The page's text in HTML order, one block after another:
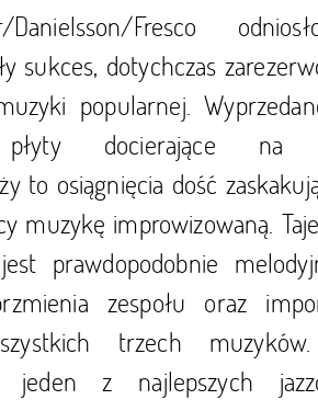
Fresco
sukces, dotychczas
popularnej.
płyty docierające na
to osiągnięcia dość
muzykę improwizowaną.
prawdopodobnie
zespołu oraz
trzech
jeden z najlepszych